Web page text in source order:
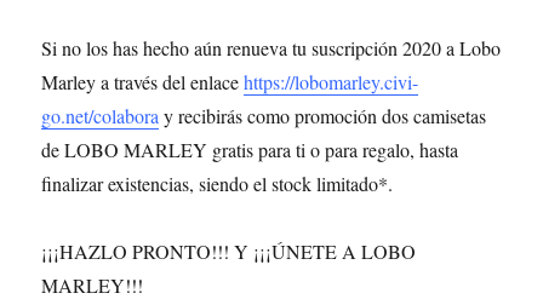
Si no los has hecho aún renueva tu suscripción 2020 a Lobo
Marley a través del enlace https://lobomarley.civi-
go.net/colabora y recibirás como promoción dos camisetas
de LOBO MARLEY gratis para ti o para regalo, hasta
finalizar existencias, siendo el stock limitado*.
¡¡¡HAZLO PRONTO!!! Y ¡¡¡ÚNETE A LOBO
MARLEY!!!